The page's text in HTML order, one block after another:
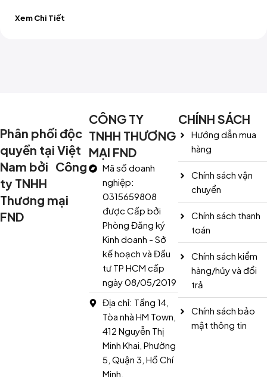
Xem Chi Tiết
Phân phối độc
quyền tại Việt
Nam bởi Công
ty TNHH
Thương mại
FND
CÔNG TY
TNHH THƯƠNG
MẠI FND
Mã số doanh
nghiệp:
0315659808
được Cấp bởi
Phòng Đăng ký
Kinh doanh - Sở
kế hoạch và Đầu
tư TP HCM cấp
ngày 08/05/2019
Địa chỉ: Tầng 14,
Tòa nhà HM Town,
412 Nguyễn Thị
Minh Khai, Phường
5, Quận 3, Hồ Chí
Minh.
CHÍNH SÁCH
Hướng dẫn mua
hàng
Chính sách vận
chuyển
Chính sách thanh
toán
Chính sách kiểm
hàng/hủy và đổi
trả
Chính sách bảo
mật thông tin